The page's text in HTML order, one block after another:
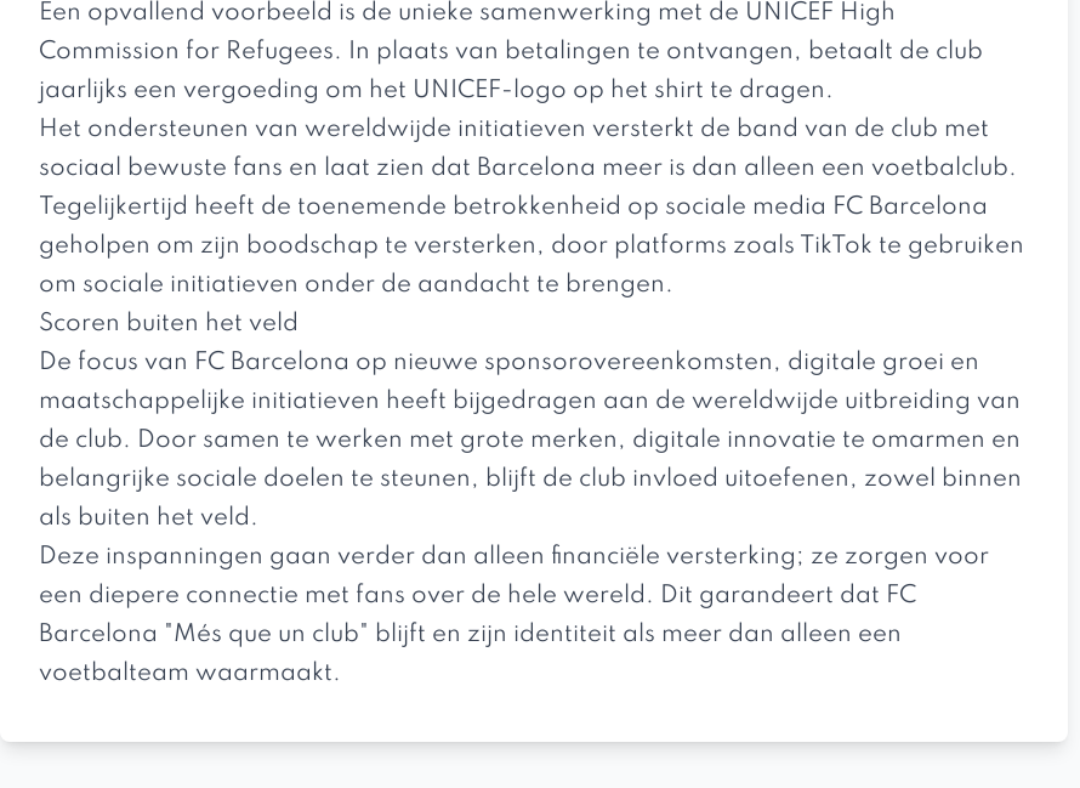
Een opvallend voorbeeld is de unieke samenwerking met de UNICEF High
Commission for Refugees. In plaats van betalingen te ontvangen, betaalt de club
jaarlijks een vergoeding om het UNICEF-logo op het shirt te dragen.
Het ondersteunen van wereldwijde initiatieven versterkt de band van de club met
sociaal bewuste fans en laat zien dat Barcelona meer is dan alleen een voetbalclub.
Tegelijkertijd heeft de toenemende betrokkenheid op sociale media FC Barcelona
geholpen om zijn boodschap te versterken, door platforms zoals TikTok te gebruiken
om sociale initiatieven onder de aandacht te brengen.
Scoren buiten het veld
De focus van FC Barcelona op nieuwe sponsorovereenkomsten, digitale groei en
maatschappelijke initiatieven heeft bijgedragen aan de wereldwijde uitbreiding van
de club. Door samen te werken met grote merken, digitale innovatie te omarmen en
belangrijke sociale doelen te steunen, blijft de club invloed uitoefenen, zowel binnen
als buiten het veld.
Deze inspanningen gaan verder dan alleen financiële versterking; ze zorgen voor
een diepere connectie met fans over de hele wereld. Dit garandeert dat FC
Barcelona "Més que un club" blijft en zijn identiteit als meer dan alleen een
voetbalteam waarmaakt.